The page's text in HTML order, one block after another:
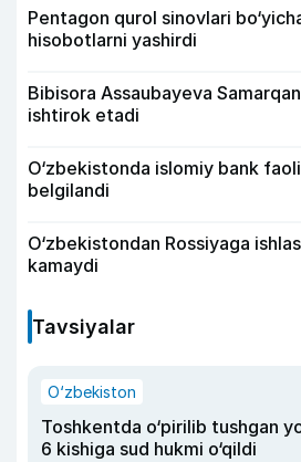
Pentagon qurol sinovlari
hisobotlarni yashirdi
Bibisora Assaubayeva
ishtirok etadi
O‘zbekistonda islomiy bank
belgilandi
O‘zbekistondan Rossiyaga
kamaydi
Tavsiyalar
O‘zbekiston
Toshkentda o‘pirilib tushgan
6 kishiga sud hukmi o‘qildi